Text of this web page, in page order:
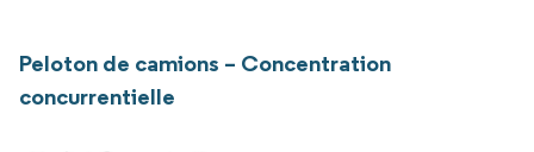
Peloton de camions – Concentration
concurrentielle